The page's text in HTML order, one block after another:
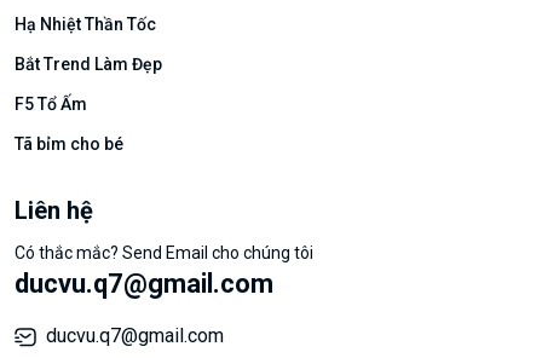
Hạ Nhiệt Thần Tốc
Bắt Trend Làm Đẹp
F5 Tổ Ấm
Tã bỉm cho bé
Liên hệ
Có thắc mắc? Send Email cho chúng tôi
ducvu.q7@gmail.com
ducvu.q7@gmail.com